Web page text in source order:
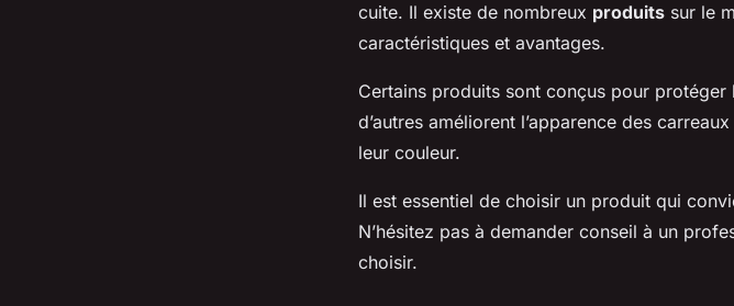
cuite. Il existe de nombreux produits sur le
caractéristiques et avantages.
Certains produits sont conçus pour protéger
d’autres améliorent l’apparence des
leur couleur.
Il est essentiel de choisir un produit qui
N’hésitez pas à demander conseil à un
choisir.